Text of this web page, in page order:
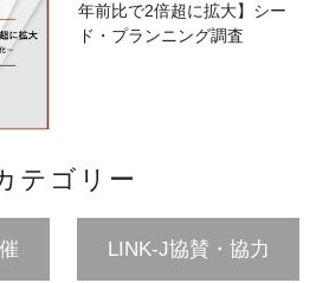
年前比で2倍超に拡大】シー
ド・プランニング調査
テゴリー
LINK-J協賛・協力